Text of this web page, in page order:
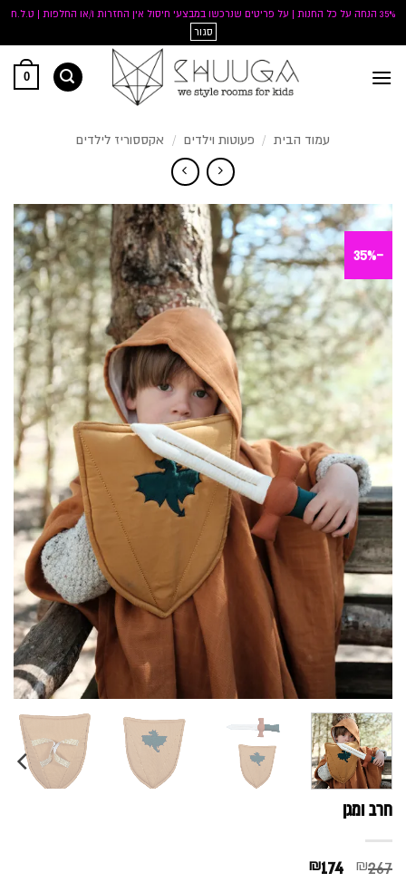
35% הנחה על כל החנות | על פריטים שנרכשו במבצעי חיסול אין החזרות ו/או החלפות | ט.ל.ח
סגור
0
עמוד הבית / פעוטות וילדים / אקססוריז לילדים
-35%
חרב ומגן
₪267
המחיר
₪174